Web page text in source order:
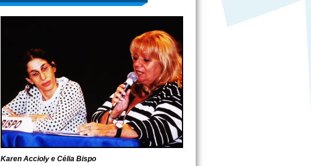
Karen Accioly e Célia Bispo